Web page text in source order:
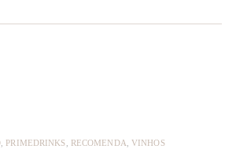
PRIMEDRINKS RECOMENDA VINHOS